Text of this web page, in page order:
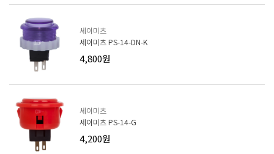
세이미츠
세이미츠 PS-14-DN-K
4,800원
세이미츠
세이미츠 PS-14-G
4,200원